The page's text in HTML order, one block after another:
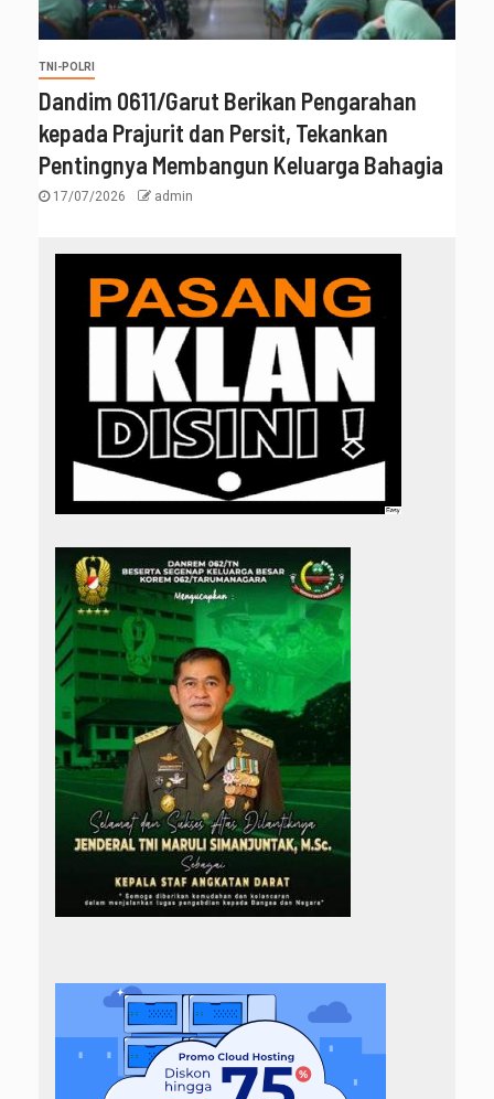
TNI-POLRI
‎Dandim 0611/Garut Berikan Pengarahan
kepada Prajurit dan Persit, Tekankan
Pentingnya Membangun Keluarga Bahagia
17/07/2026 admin